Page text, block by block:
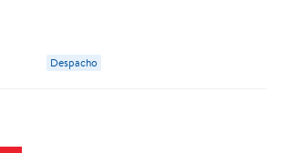
Despacho